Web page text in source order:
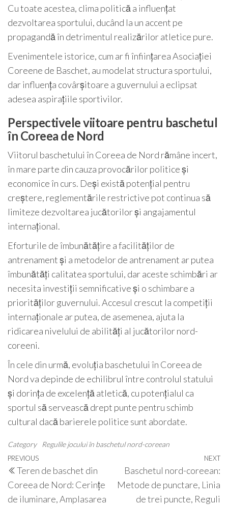
Cu toate acestea, clima politică a influențat
dezvoltarea sportului, ducând la un accent pe
propagandă în detrimentul realizărilor atletice pure.
Evenimentele istorice, cum ar fi înființarea Asociației
Coreene de Baschet, au modelat structura sportului,
dar influența covârșitoare a guvernului a eclipsat
adesea aspirațiile sportivilor.
Perspectivele viitoare pentru baschetul
în Coreea de Nord
Viitorul baschetului în Coreea de Nord rămâne incert,
în mare parte din cauza provocărilor politice și
economice în curs. Deși există potențial pentru
creștere, reglementările restrictive pot continua să
limiteze dezvoltarea jucătorilor și angajamentul
internațional.
Eforturile de îmbunătățire a facilităților de
antrenament și a metodelor de antrenament ar putea
îmbunătăți calitatea sportului, dar aceste schimbări ar
necesita investiții semnificative și o schimbare a
priorităților guvernului. Accesul crescut la competiții
internaționale ar putea, de asemenea, ajuta la
ridicarea nivelului de abilități al jucătorilor nord-
coreeni.
În cele din urmă, evoluția baschetului în Coreea de
Nord va depinde de echilibrul între controlul statului
și dorința de excelență atletică, cu potențialul ca
sportul să servească drept punte pentru schimb
cultural dacă barierele politice sunt abordate.
Category Regulile jocului în baschetul nord-coreean
Post
navigation
Previous
Post
PREVIOUS
Teren de baschet din
Coreea de Nord: Cerințe
de iluminare, Amplasarea
NEXT
Baschetul nord-coreean:
Metode de punctare, Linia
de trei puncte, Reguli